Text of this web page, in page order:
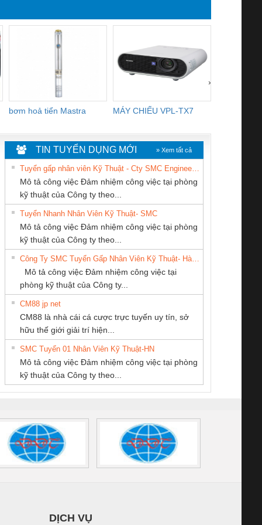
YB1-40/12 YB1-80/80
bơm hoả tiển Mastra MÁY CHIẾU VPL-TX7
›
Le An Toàn
Contact
– PSR-
SCP-
FSP/2X1/1X2
sát chuỗi
tấm pin
16I+
(2502520000)
Bộ giám sát chuỗi
tấm pin
TRANSCLINIC 16I+
1K5 L (2433950000)
Bộ giám sát dòng
TRANSCLINIC 16I+
(2008130000)
điện TRANSCLINIC
BKE 1K5.4
(7791400879)2. Giá
Nẹp nhôm chống
trơn Đà Nẵng
Công ty TNHH
Thương Mại SX Ba
Miền
CÔNG TY CỔ
PHẦN DÂY VÀ
CÁP ĐIỆN
THƯỢNG ĐÌNH
CÔNG TY TNHH
VIỆT NAM
CÔNG TY CỔ
PHẦN TỰ ĐỘNG
TIẾN HƯNG
MEKONG MARINE
SUPPLY
THIẾT BỊ CÔNG
NAM
TIN TUYỂN DỤNG MỚI » Xem tất cả
Tuyển gấp nhân viên Kỹ Thuật - Cty SMC Engineering
Mô tả công việc Đảm nhiệm công việc tại phòng
kỹ thuật của Công ty theo...
Tuyển Nhanh Nhân Viên Kỹ Thuật- SMC
Mô tả công việc Đảm nhiệm công việc tại phòng
kỹ thuật của Công ty theo...
Công Ty SMC Tuyển Gấp Nhân Viên Kỹ Thuật- Hà Nội
Mô tả công việc Đảm nhiệm công việc tại
phòng kỹ thuật của Công ty...
CM88 jp net
CM88 là nhà cái cá cược trực tuyến uy tín, sở
hữu thế giới giải trí hiện...
SMC Tuyển 01 Nhân Viên Kỹ Thuật-HN
Mô tả công việc Đảm nhiệm công việc tại phòng
kỹ thuật của Công ty theo...
DỊCH VỤ